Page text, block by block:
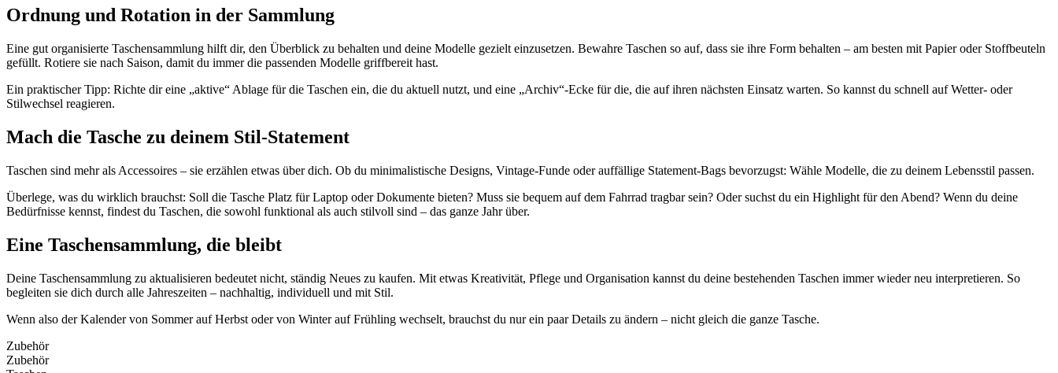
Ordnung und Rotation in der Sammlung
Eine gut organisierte Taschensammlung hilft dir, den Überblick zu behalten und deine Modelle gezielt einzusetzen. Bewahre Taschen so auf, dass sie ihre Form behalten – am besten mit Papier oder Stoffbeuteln
gefüllt. Rotiere sie nach Saison, damit du immer die passenden Modelle griffbereit hast.
Ein praktischer Tipp: Richte dir eine „aktive“ Ablage für die Taschen ein, die du aktuell nutzt, und eine „Archiv“-Ecke für die, die auf ihren nächsten Einsatz warten. So kannst du schnell auf Wetter- oder
Stilwechsel reagieren.
Mach die Tasche zu deinem Stil-Statement
Taschen sind mehr als Accessoires – sie erzählen etwas über dich. Ob du minimalistische Designs, Vintage-Funde oder auffällige Statement-Bags bevorzugst: Wähle Modelle, die zu deinem Lebensstil passen.
Überlege, was du wirklich brauchst: Soll die Tasche Platz für Laptop oder Dokumente bieten? Muss sie bequem auf dem Fahrrad tragbar sein? Oder suchst du ein Highlight für den Abend? Wenn du deine
Bedürfnisse kennst, findest du Taschen, die sowohl funktional als auch stilvoll sind – das ganze Jahr über.
Eine Taschensammlung, die bleibt
Deine Taschensammlung zu aktualisieren bedeutet nicht, ständig Neues zu kaufen. Mit etwas Kreativität, Pflege und Organisation kannst du deine bestehenden Taschen immer wieder neu interpretieren. So
begleiten sie dich durch alle Jahreszeiten – nachhaltig, individuell und mit Stil.
Wenn also der Kalender von Sommer auf Herbst oder von Winter auf Frühling wechselt, brauchst du nur ein paar Details zu ändern – nicht gleich die ganze Tasche.
Zubehör
Zubehör